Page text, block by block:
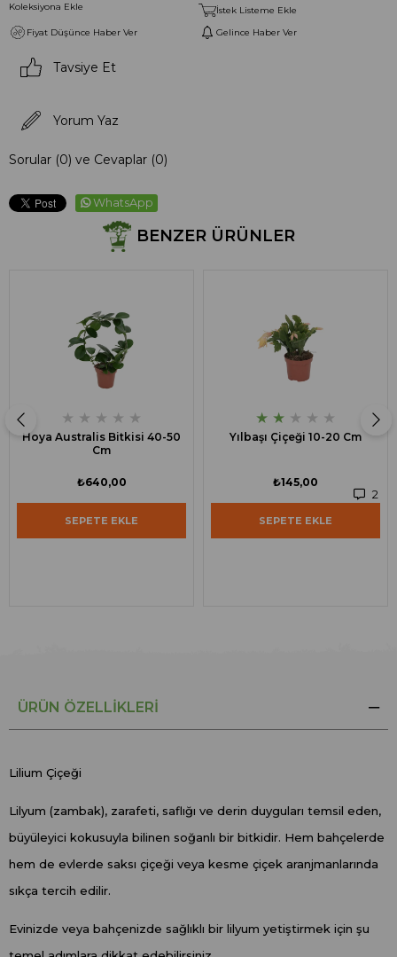
Koleksiyona Ekle
İstek Listeme Ekle
Fiyat Düşünce Haber Ver
Gelince Haber Ver
Tavsiye Et
Yorum Yaz
Sorular (0) ve Cevaplar (0)
WhatsApp
BENZER ÜRÜNLER
★ ★ ★ ★ ★
Hoya Australis Bitkisi 40-50
Cm
₺640,00
SEPETE EKLE
★ ★ ★ ★ ★
Yılbaşı Çiçeği 10-20 Cm
2
₺145,00
SEPETE EKLE
ÜRÜN ÖZELLIKLERI
Lilium Çiçeği
Lilyum (zambak), zarafeti, saflığı ve derin duyguları temsil eden,
büyüleyici kokusuyla bilinen soğanlı bir bitkidir. Hem bahçelerde
hem de evlerde saksı çiçeği veya kesme çiçek aranjmanlarında
sıkça tercih edilir.
Evinizde veya bahçenizde sağlıklı bir lilyum yetiştirmek için şu